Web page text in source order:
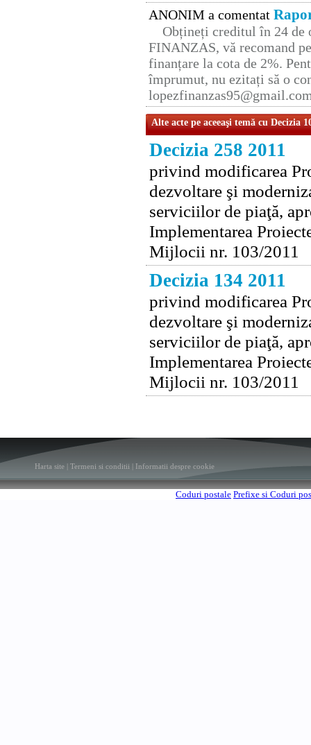
ANONIM a comentat
Obțineți creditul în 24 de
FINANZAS, vă recomand
finanțare la cota de 2%.
împrumut, nu ezitați să o
Alte acte pe aceeaşi temă cu Decizia
Decizia 258 2011
privind modificarea
dezvoltare şi
serviciilor de piaţă,
Implementarea
Mijlocii nr. 103/2011
Decizia 134 2011
privind modificarea
dezvoltare şi
serviciilor de piaţă,
Implementarea
Mijlocii nr. 103/2011
Harta site Termeni si conditii Informatii despre cookie
Coduri postale Prefixe si Coduri